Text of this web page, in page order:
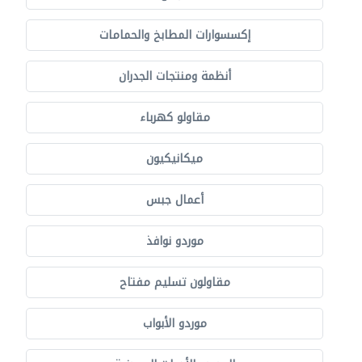
إكسسوارات المطابخ والحمامات
أنظمة ومنتجات الجدران
مقاولو كهرباء
ميكانيكيون
أعمال جبس
موردو نوافذ
مقاولون تسليم مفتاح
موردو الأبواب